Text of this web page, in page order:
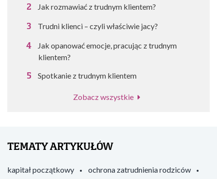
Jak rozmawiać z trudnym klientem?
Trudni klienci – czyli właściwie jacy?
Jak opanować emocje, pracując z trudnym
klientem?
Spotkanie z trudnym klientem
Zobacz wszystkie
TEMATY ARTYKUŁÓW
kapitał początkowy
ochrona zatrudnienia rodziców